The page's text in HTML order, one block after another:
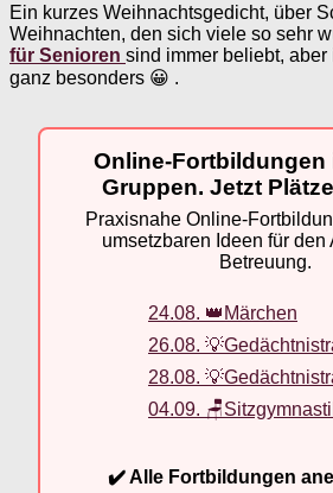
Ein kurzes Weihnachtsgedicht, über
Weihnachten, den sich viele so sehr
für Senioren sind immer beliebt,
ganz besonders 😀 .
Online-Fortbildungen
Gruppen. Jetzt
Praxisnahe Online-
umsetzbaren Ideen für den
Betreuung.
24.08. 👑Märchen
26.08.
28.08.
04.09.
✔️ Alle Fortbildungen